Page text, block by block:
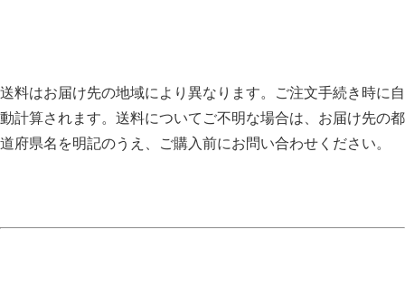
送料はお届け先の地域により異なります。ご注文手続き時に自
動計算されます。送料についてご不明な場合は、お届け先の都
道府県名を明記のうえ、ご購入前にお問い合わせください。